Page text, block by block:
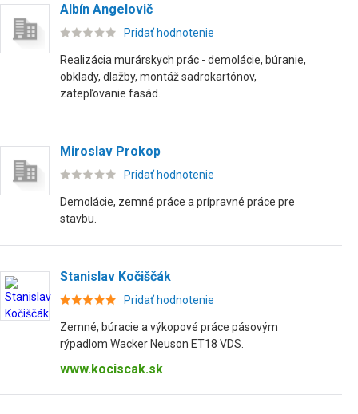
Albín Angelovič
Pridať hodnotenie
Realizácia murárskych prác - demolácie, búranie,
obklady, dlažby, montáž sadrokartónov,
zatepľovanie fasád.
Miroslav Prokop
Pridať hodnotenie
Demolácie, zemné práce a prípravné práce pre
stavbu.
Stanislav Kočiščák
Pridať hodnotenie
Zemné, búracie a výkopové práce pásovým
rýpadlom Wacker Neuson ET18 VDS.
www.kociscak.sk